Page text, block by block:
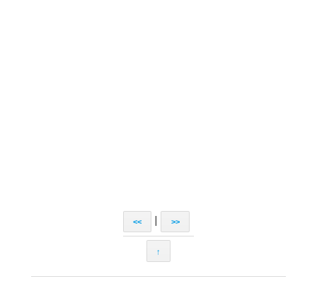
<< >>
↑